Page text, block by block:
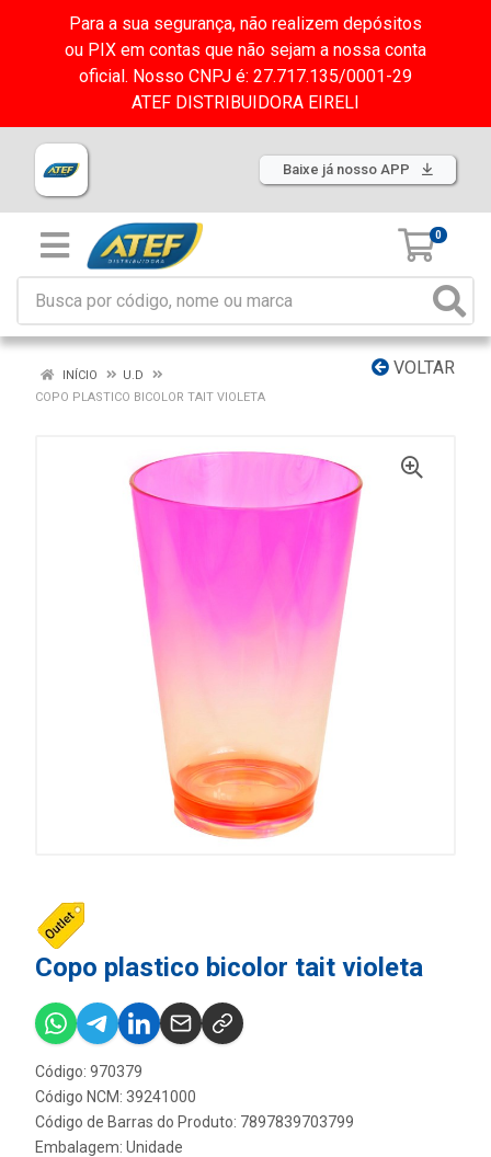
Para a sua segurança, não realizem depósitos
ou PIX em contas que não sejam a nossa conta
oficial. Nosso CNPJ é: 27.717.135/0001-29
ATEF DISTRIBUIDORA EIRELI
Baixe já nosso APP
0
VOLTAR
INÍCIO
U.D
COPO PLASTICO BICOLOR TAIT VIOLETA
Copo plastico bicolor tait violeta
Código: 970379
Código NCM: 39241000
Código de Barras do Produto: 7897839703799
Embalagem: Unidade